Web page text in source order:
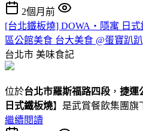
2個月前
[台北鐵板燒] DOWA・隱寓 日
區公館美食 台大美食 @蛋寶趴
台北市 美味食記
位於台北市羅斯福路四段 ， 捷運
日式鐵板燒】是武賞餐飲集團旗
繼續閱讀